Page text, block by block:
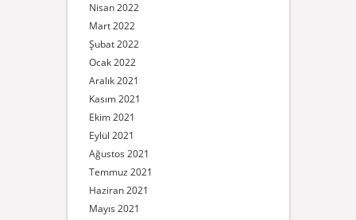
Nisan 2022
Mart 2022
Şubat 2022
Ocak 2022
Aralık 2021
Kasım 2021
Ekim 2021
Eylül 2021
Ağustos 2021
Temmuz 2021
Haziran 2021
Mayıs 2021